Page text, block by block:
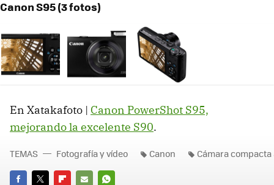
Canon S95 (3 fotos)
En Xatakafoto | Canon PowerShot S95,
mejorando la excelente S90.
TEMAS Fotografía y vídeo Canon Cámara